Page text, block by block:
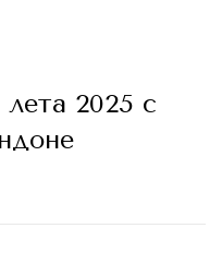
2025 с